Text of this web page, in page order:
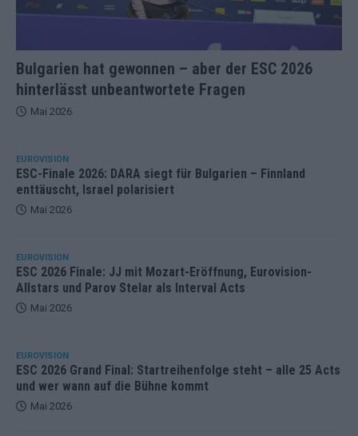
Bulgarien hat gewonnen – aber der ESC 2026
hinterlässt unbeantwortete Fragen
Mai 2026
EUROVISION
ESC-Finale 2026: DARA siegt für Bulgarien – Finnland
enttäuscht, Israel polarisiert
Mai 2026
EUROVISION
ESC 2026 Finale: JJ mit Mozart-Eröffnung, Eurovision-
Allstars und Parov Stelar als Interval Acts
Mai 2026
EUROVISION
ESC 2026 Grand Final: Startreihenfolge steht – alle 25 Acts
und wer wann auf die Bühne kommt
Mai 2026